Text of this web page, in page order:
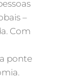
–
Com
ponte